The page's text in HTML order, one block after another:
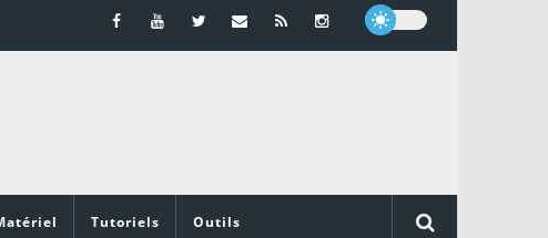
Tutoriels Outils